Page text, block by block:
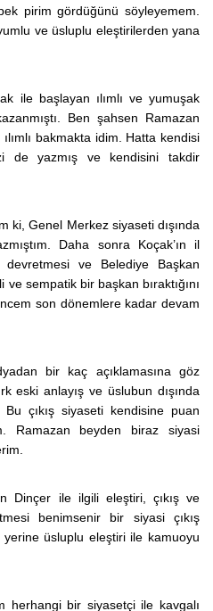
pirim gördüğünü söyleyemem.
ve üsluplu eleştirilerden yana
ile başlayan ılımlı ve yumuşak
Ben şahsen Ramazan
bakmakta idim. Hatta kendisi
de yazmış ve kendisini takdir
ki, Genel Merkez siyaseti dışında
Daha sonra Koçak’ın il
devretmesi ve Belediye Başkan
sempatik bir başkan bıraktığını
son dönemlere kadar devam
bir kaç açıklamasına göz
eski anlayış ve üslubun dışında
Bu çıkış siyaseti kendisine puan
Ramazan beyden biraz siyasi
Dinçer ile ilgili eleştiri, çıkış ve
benimsenir bir siyasi çıkış
üsluplu eleştiri ile kamuoyu
herhangi bir siyasetçi ile kavgalı